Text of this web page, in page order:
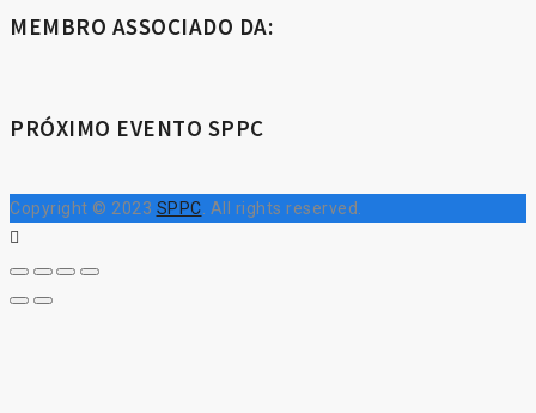
MEMBRO ASSOCIADO DA:
PRÓXIMO EVENTO SPPC
Copyright © 2023 SPPC . All rights reserved.